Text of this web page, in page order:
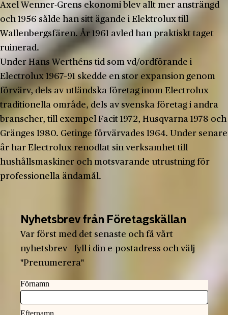
Axel Wenner-Grens ekonomi blev allt mer ansträngd
och 1956 sålde han sitt ägande i Elektrolux till
Wallenbergsfären. År 1961 avled han praktiskt taget
ruinerad.
Under Hans Werthéns tid som vd/ordförande i
Electrolux 1967–91 skedde en stor expansion genom
förvärv, dels av utländska företag inom Electrolux
traditionella område, dels av svenska företag i andra
branscher, till exempel Facit 1972, Husqvarna 1978 och
Gränges 1980. Getinge förvärvades 1964. Under senare
år har Electrolux renodlat sin verksamhet till
hushållsmaskiner och motsvarande utrustning för
professionella ändamål.
Nyhetsbrev från Företagskällan
Var först med det senaste och få vårt
nyhetsbrev - fyll i din e-postadress och välj
"Prenumerera"